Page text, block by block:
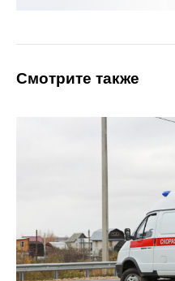
Смотрите также